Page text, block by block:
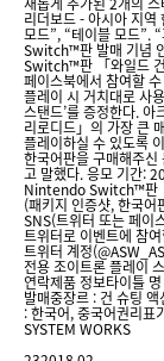
리더보드 - 아시아 지
모드”, “테이블 모드”.
Switch™판 발매 기념
Switch™판 「와일드
페이스북에서 참여할
플레이 시 거치대로 사
스탠드’를 증정한다.
리로디드」의 가장 큰
플레이하실 수 있도록
한국어판을 구매해주
고 말했다. 응모 기간:
Nintendo Switch™판
(패키지 인증샷, 한국
SNS(트위터 또는 페
트위터로 이벤트에 참
트위터 계정
전용 조이트론 플레이
연락제품 정보타이틀
발매중장르 : 건 슈팅
: 한국어, 중국어권리
SYSTEM WORKS